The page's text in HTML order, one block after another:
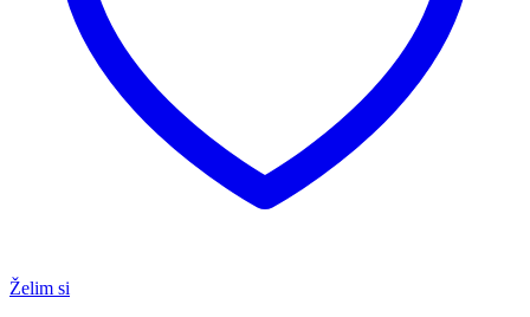
Želim si